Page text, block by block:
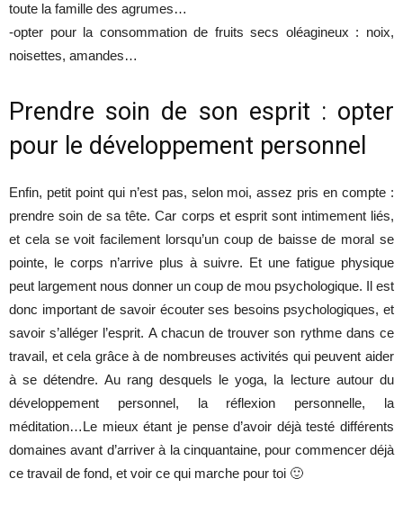
toute la famille des agrumes…
-opter pour la consommation de fruits secs oléagineux : noix,
noisettes, amandes…
Prendre soin de son esprit : opter
pour le développement personnel
Enfin, petit point qui n’est pas, selon moi, assez pris en compte :
prendre soin de sa tête. Car corps et esprit sont intimement liés,
et cela se voit facilement lorsqu’un coup de baisse de moral se
pointe, le corps n’arrive plus à suivre. Et une fatigue physique
peut largement nous donner un coup de mou psychologique. Il est
donc important de savoir écouter ses besoins psychologiques, et
savoir s’alléger l’esprit. A chacun de trouver son rythme dans ce
travail, et cela grâce à de nombreuses activités qui peuvent aider
à se détendre. Au rang desquels le yoga, la lecture autour du
développement personnel, la réflexion personnelle, la
méditation…Le mieux étant je pense d’avoir déjà testé différents
domaines avant d’arriver à la cinquantaine, pour commencer déjà
ce travail de fond, et voir ce qui marche pour toi 🙂